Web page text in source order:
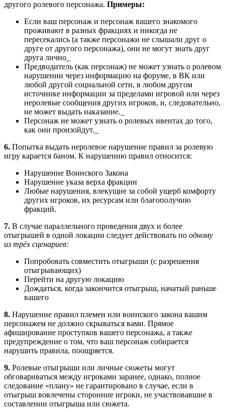
другого ролевого персонажа. Примеры:
Если ваш персонаж и персонаж вашего знакомого
проживают в разных фракциях и никогда не
пересекались (а также персонажи не слышали друг о
друге от другого персонажа), они не могут знать друг
друга лично_
Предводитель (как персонаж) не может узнать о ролевом
нарушении через информацию на форуме, в ВК или
любой другой социальной сети, в любом другом
источнике информации за пределами игровой или через
неролевые сообщения других игроков, и, следовательно,
не может выдать наказание._
Персонаж не может узнать о ролевых ивентах до того,
как они произойдут._
6. Попытка выдать неролевое нарушение правил за ролевую
игру карается баном. К нарушению правил относится:
Нарушение Воинского Закона
Нарушение указа верха фракции
Любые нарушения, влекущие за собой ущерб комфорту
других игроков, их ресурсам или благополучию
фракций.
7. В случае параллельного проведения двух и более
отыгрышей в одной локации следует действовать по одному
из трёх сценариев:
Попробовать совместить отыгрыши (с разрешения
отыгрывающих)
Перейти на другую локацию
Дождаться, когда закончится отыгрыш, начатый раньше
вашего
8. Нарушение правил племен или воинского закона вашим
персонажем не должно скрываться вами. Прямое
афиширование проступков вашего персонажа, а также
предупреждение о том, что ваш персонаж собирается
нарушить правила, поощряется.
9. Ролевые отыгрыши или личные сюжеты могут
обговариваться между игроками заранее, однако, полное
следование «плану» не гарантировано в случае, если в
отыгрыш вовлечены сторонние игроки, не участвовавшие в
составлении отыгрыша или сюжета.